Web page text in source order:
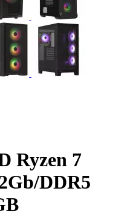
Ryzen 7
DDR5